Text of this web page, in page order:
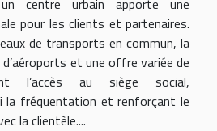
pour les clients et partenaires.
de transports en commun, la
et une offre variée de
l’accès au siège social,
la fréquentation et renforçant le
la clientèle....